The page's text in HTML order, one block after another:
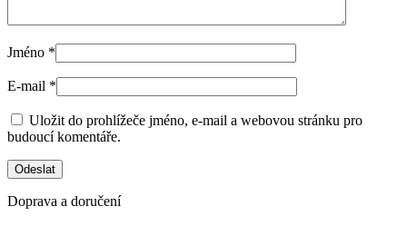
Jméno *
E-mail *
Uložit do prohlížeče jméno, e-mail a webovou stránku pro
budoucí komentáře.
Doprava a doručení